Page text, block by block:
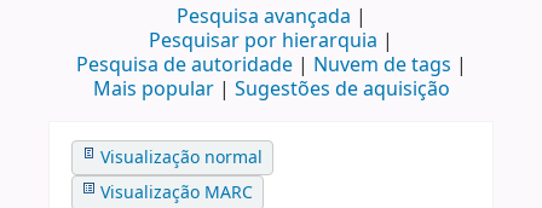
Pesquisa avançada
Pesquisar por hierarquia
Pesquisa de autoridade
Nuvem de tags
Mais popular
Sugestões de aquisição
Visualização normal
Visualização MARC